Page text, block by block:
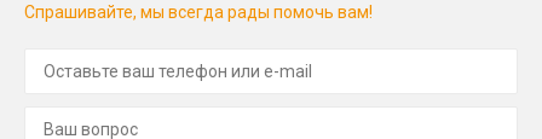
Спрашивайте, мы всегда рады помочь вам!